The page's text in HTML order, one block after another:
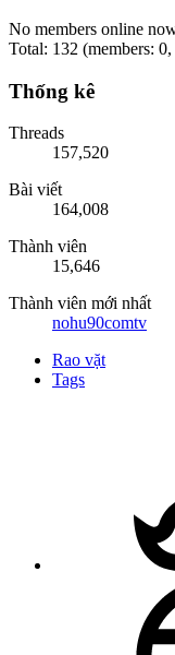
No members online
Total: 132 (members:
Thống kê
Threads
157,520
Bài viết
164,008
Thành viên
15,646
Thành viên mới nhất
nohu90comtv
Rao vặt
Tags